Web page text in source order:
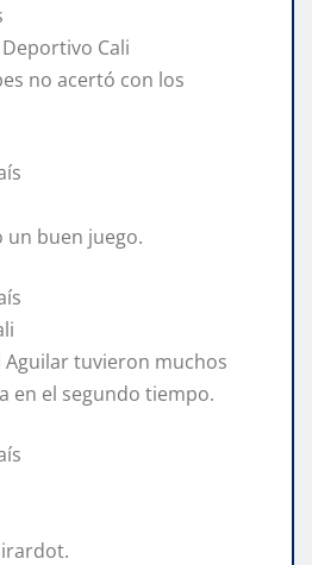
no acertó con los
un buen juego.
Aguilar tuvieron muchos
en el segundo tiempo.